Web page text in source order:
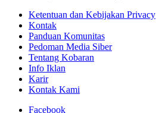
Ketentuan dan Kebijakan Privacy
Kontak
Panduan Komunitas
Pedoman Media Siber
Tentang Kobaran
Info Iklan
Karir
Kontak Kami
Facebook